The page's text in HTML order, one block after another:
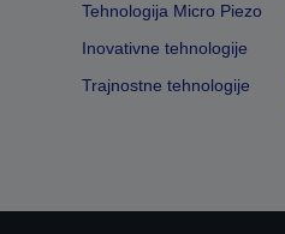
Tehnologija Micro Piezo
Inovativne tehnologije
Trajnostne tehnologije